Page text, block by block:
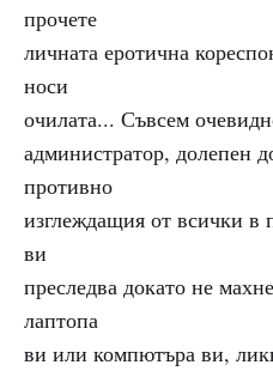
прочете
личната еротична
носи
очилата... Съвсем
администратор, долепен
противно
изглеждащия от всички
ви
преследва докато не
лаптопа
ви или компютъра ви,